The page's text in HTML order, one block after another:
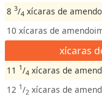
8 3/4 xícaras de
10 xícaras de
xícaras
11 1/4 xícaras de
12 1/2xícaras de